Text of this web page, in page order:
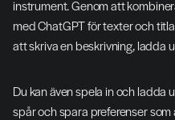
instrument. Genom att
med ChatGPT för texter och
att skriva en beskrivning, ladda
Du kan även spela in och ladda
spår och spara preferenser